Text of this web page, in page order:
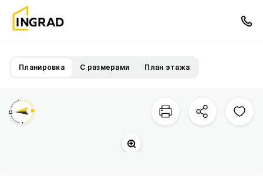
Планировка С размерами План этажа